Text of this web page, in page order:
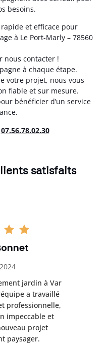
besoins.
et efficace pour
à Le Port-Marly – 78560
nous contacter !
à chaque étape.
votre projet, nous vous
fiable et sur mesure.
bénéficier d’un service
07.56.78.02.30
satisfaits
jardin à Var
a travaillé
professionnelle,
impeccable et
projet
paysager.